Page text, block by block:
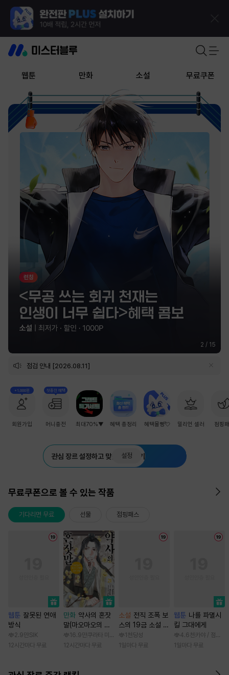
웹툰 만화 소설 무료쿠폰
2 / 15
점검 안내 [2026.08.11]
+1,000원
회원가입
첫충전 혜택
머니충전 최대70%▼ 혜택 총정리 혜택몰빵💘 밀리언 셀러 점핑
관심 장르 설정하고 맞춤 추천 받기
설정
무료쿠폰으로 볼 수 있는 작품
기다리면 무료 선물 점핑패스
웹툰 잘못된 연애
방식
2.9만 SIK
12시간마다 무료
만화 약사의 혼잣
말(마오마오의 후
궁 수수께끼 풀이
수첩)
16.9만 쿠라타 미노지 / 휴우가 나츠
12시간마다 무료
소설 전직 조폭 보
스의 19금 소설 속
가정부 빙의기
1천 당성
1일마다 무료
웹툰 나를 파멸시
킬 그대에게
4.6천 카야 / 점면, (
1일마다 무료